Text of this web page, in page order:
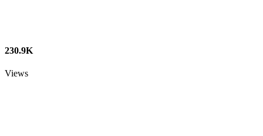
230.9K
Views